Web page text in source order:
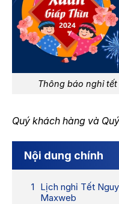
Thông báo nghỉ
Quý khách hàng và
Nội dung chính
Lịch nghỉ Tết
Maxweb